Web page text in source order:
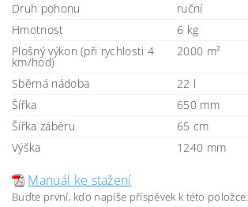
Druh pohonu
ruční
Hmotnost
6 kg
Plošný výkon (při rychlosti 4
km/hod)
2000 m²
Sběrná nádoba
22 l
Šířka
650 mm
Šířka záběru
65 cm
Výška
1240 mm
Manuál ke stažení
Buďte první, kdo napíše příspěvek k této položce.